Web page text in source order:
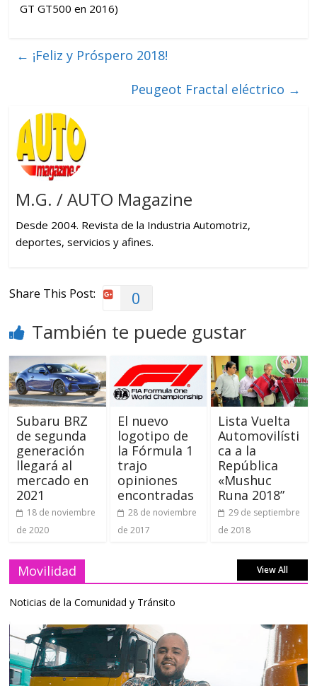
GT GT500 en 2016)
← ¡Feliz y Próspero 2018!
Peugeot Fractal eléctrico →
M.G. / AUTO Magazine
Desde 2004. Revista de la Industria Automotriz,
deportes, servicios y afines.
Share This Post: 0
También te puede gustar
Subaru BRZ
de segunda
generación
llegará al
mercado en
2021
18 de noviembre
de 2020
El nuevo
logotipo de
la Fórmula 1
trajo
opiniones
encontradas
28 de noviembre
de 2017
Lista Vuelta
Automovilísti
ca a la
República
«Mushuc
Runa 2018”
29 de septiembre
de 2018
Movilidad View All
Noticias de la Comunidad y Tránsito